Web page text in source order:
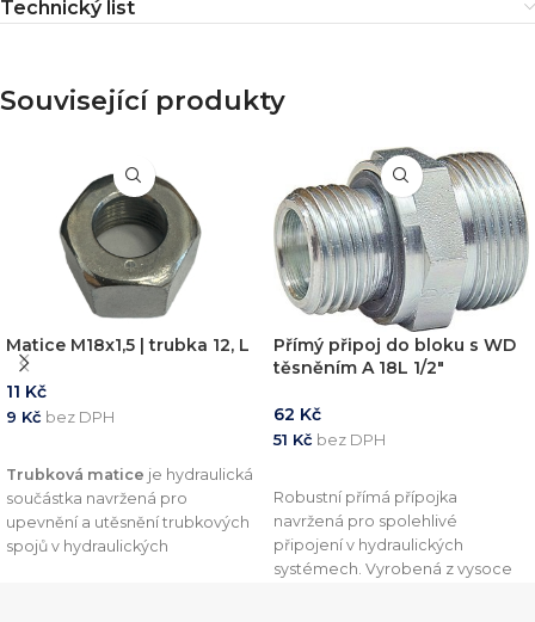
Technický list
Související produkty
Matice M18x1,5 | trubka 12, L
11 Kč
9 Kč bez DPH
Trubková matice je hydraulická
součástka navržená pro
upevnění a utěsnění trubkových
spojů v hydraulických
Přímý připoj do bloku s WD
těsněním A 18L 1/2″
62 Kč
51 Kč bez DPH
Robustní přímá přípojka
navržená pro spolehlivé
připojení v hydraulických
systémech. Vyrobená z vysoce